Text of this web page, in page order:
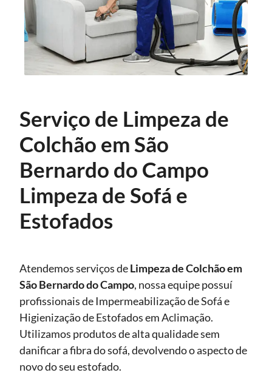
Serviço de Limpeza de
Colchão em São
Bernardo do Campo
Limpeza de Sofá e
Estofados
Atendemos serviços deLimpeza de Colchão em
São Bernardo do Campo, nossa equipe possuí
profissionais de Impermeabilização de Sofá e
Higienização de Estofados em Aclimação.
Utilizamos produtos de alta qualidade sem
danificar a fibra do sofá, devolvendo o aspecto de
novo do seu estofado.